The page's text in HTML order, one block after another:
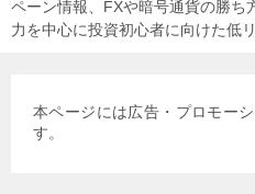
ペーン情報、FXや暗号通貨の勝ち
力を中心に投資初心者に向けた低
本ページには広告・プロモー
す。